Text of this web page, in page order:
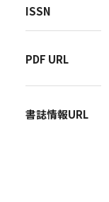
ISSN
PDF URL
書誌情報URL